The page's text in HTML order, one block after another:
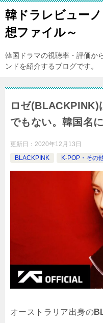
韓ドラレビュー
想ファイル～
韓国ドラマの視聴率・評価か
ンドを紹介するブログです。
ロゼ(BLACKPINK)
でもない。韓国名
更新日： 2020年12月13日
BLACKPINK
K-POP・その
オーストラリア出身の